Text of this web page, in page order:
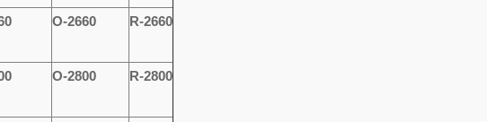
O-2660 R-2660
O-2800 R-2800